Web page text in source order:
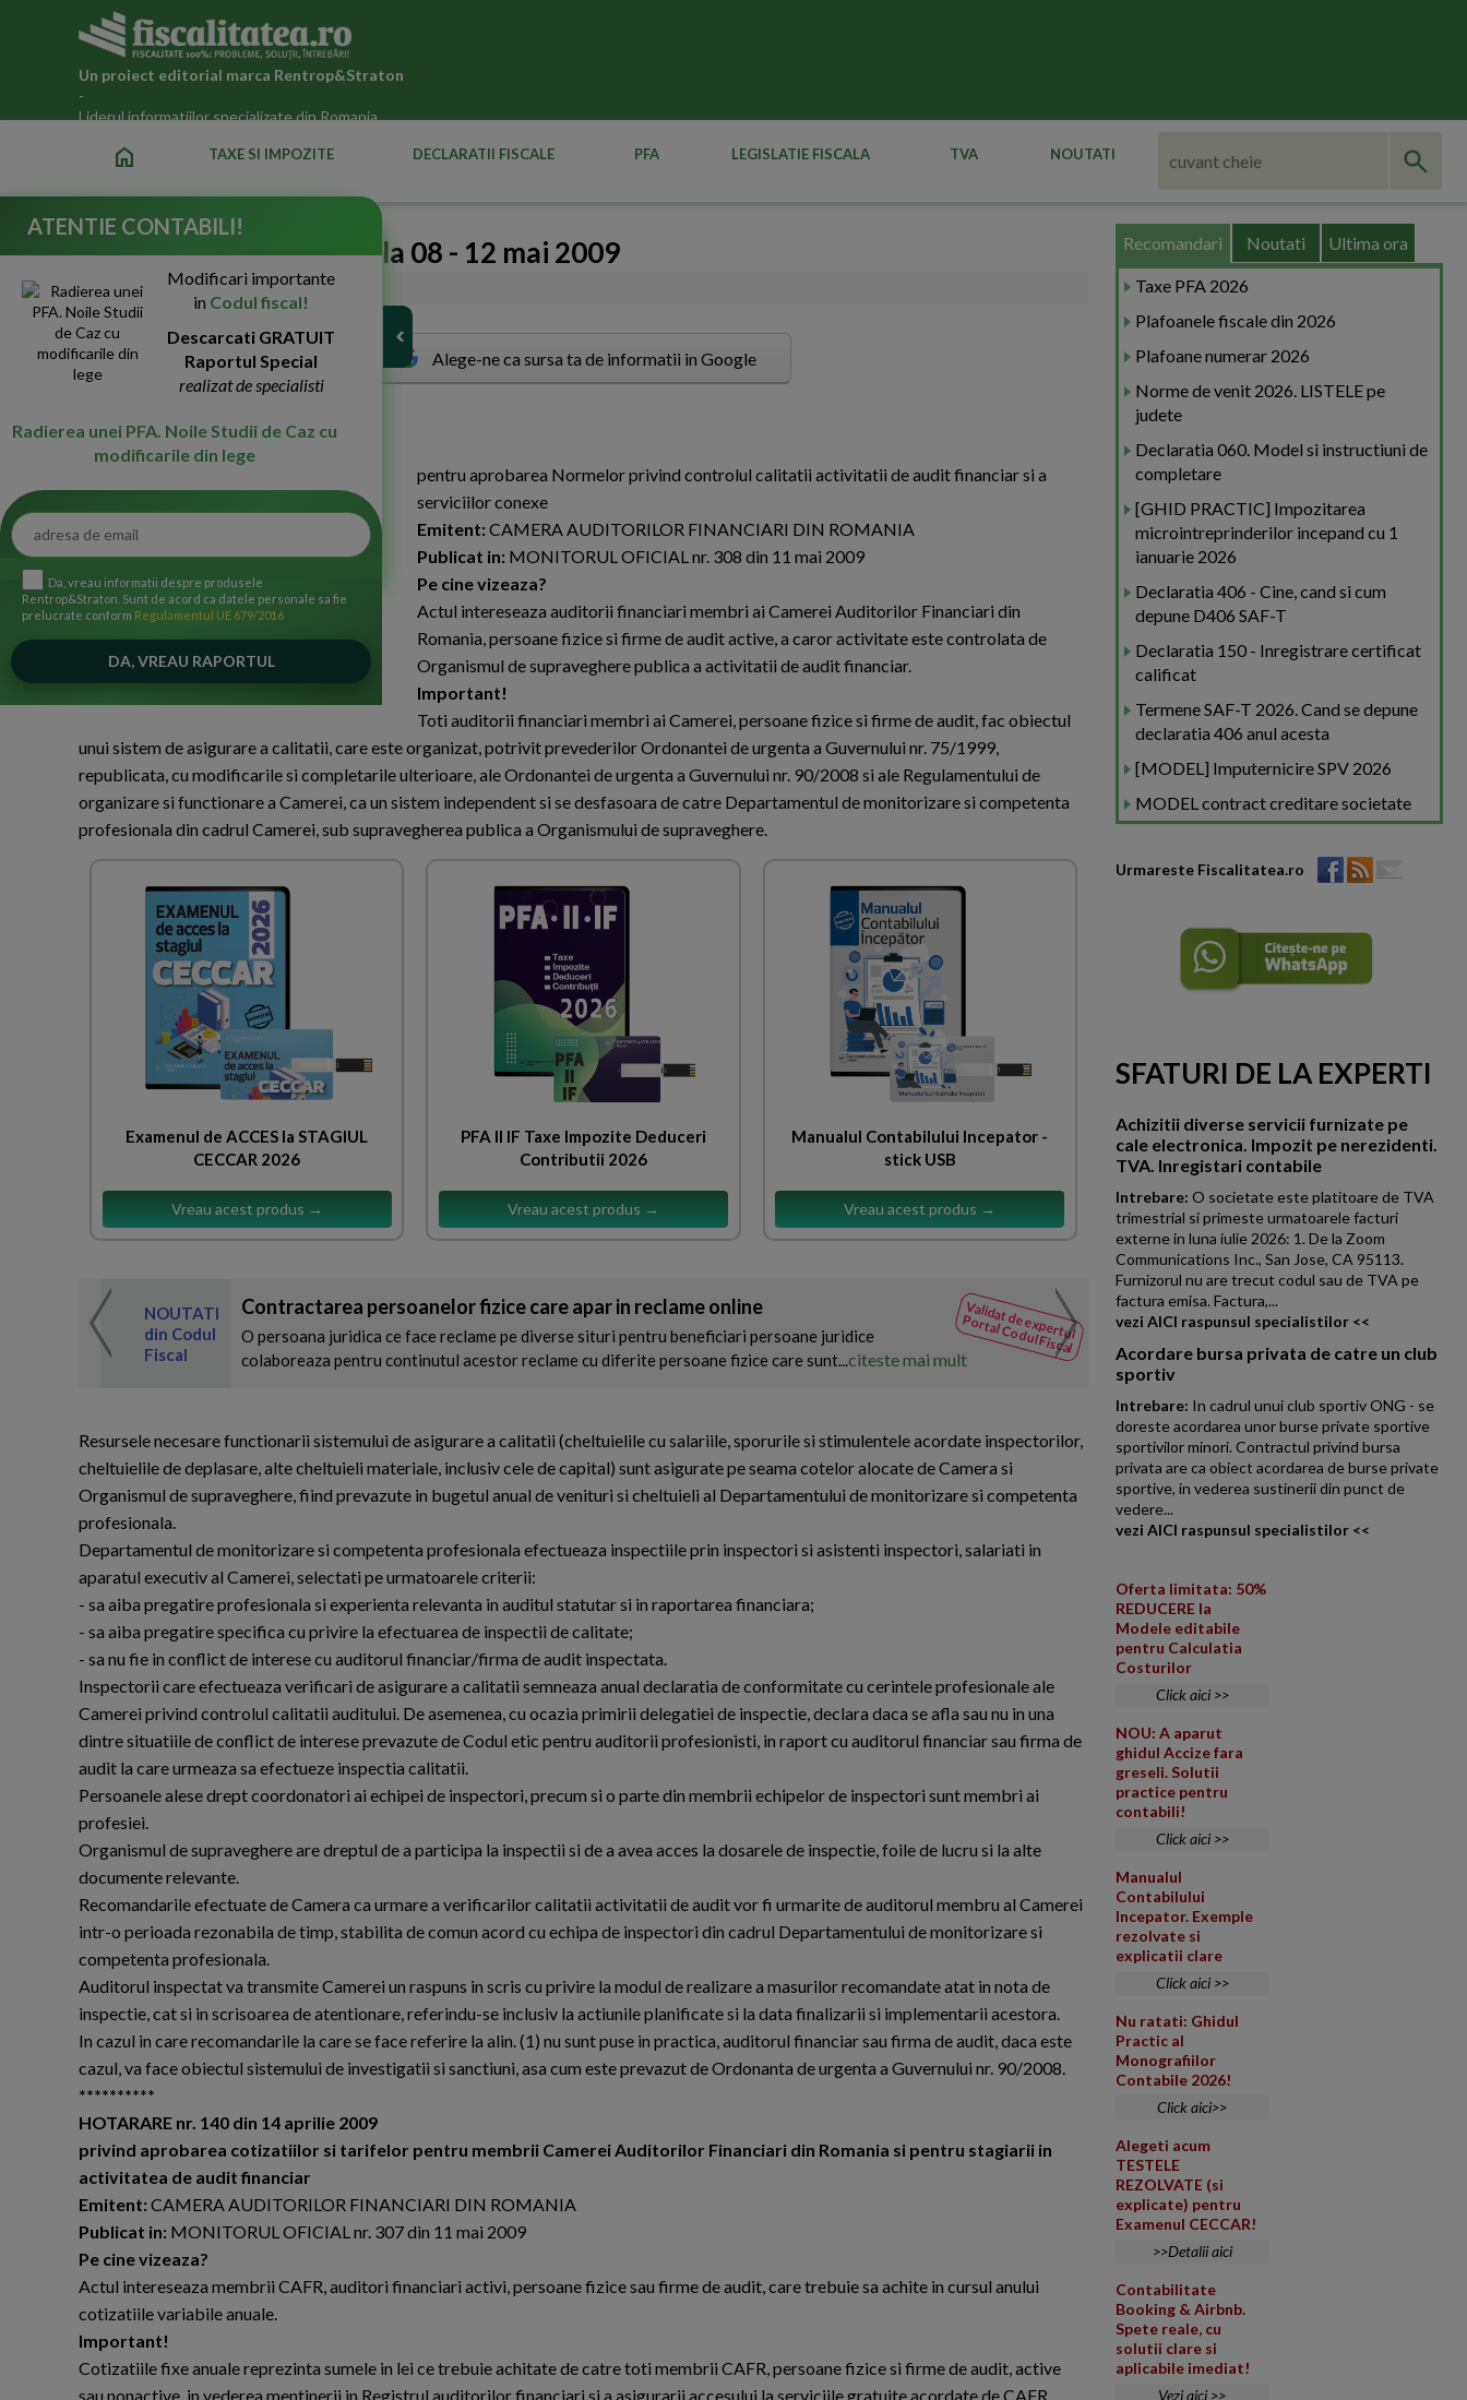
Un proiect editorial marca Rentrop&Straton
-
Liderul informatiilor specializate din Romania
home TAXE SI IMPOZITE DECLARATII FISCALE PFA LEGISLATIE FISCALA TVA NOUTATI
Noutati Legislatie Fiscala 08 - 12 mai 2009
20-Mai-2009 5910
Alege-ne ca sursa ta de informatii in Google
pentru aprobarea Normelor privind controlul calitatii activitatii de audit financiar si a
serviciilor conexe
Emitent:CAMERA AUDITORILOR FINANCIARI DIN ROMANIA
Publicat in: MONITORUL OFICIAL nr. 308 din 11 mai 2009
Pe cine vizeaza?
Actul intereseaza auditorii financiari membri ai Camerei Auditorilor Financiari din
Romania, persoane fizice si firme de audit active, a caror activitate este controlata de
Organismul de supraveghere publica a activitatii de audit financiar.
Important!
Toti auditorii financiari membri ai Camerei, persoane fizice si firme de audit, fac obiectul
unui sistem de asigurare a calitatii, care este organizat, potrivit prevederilor Ordonantei de urgenta a Guvernului nr. 75/1999,
republicata, cu modificarile si completarile ulterioare, ale Ordonantei de urgenta a Guvernului nr. 90/2008 si ale Regulamentului de
organizare si functionare a Camerei, ca un sistem independent si se desfasoara de catre Departamentul de monitorizare si competenta
profesionala din cadrul Camerei, sub supravegherea publica a Organismului de supraveghere.
Examenul de ACCES la STAGIUL
CECCAR 2026
Vreau acest produs →
PFA II IF Taxe Impozite Deduceri
Contributii 2026
Vreau acest produs →
Manualul Contabilului Incepator -
stick USB
Vreau acest produs →
NOUTATI
din Codul
Fiscal
Validat de expertul
Portal Codul Fiscal
Contractarea persoanelor fizice care apar in reclame online
O persoana juridica ce face reclame pe diverse situri pentru beneficiari persoane juridice
colaboreaza pentru continutul acestor reclame cu diferite persoane fizice care sunt...citeste mai mult
NOUTATI
din Codul
Fiscal
Conditii sponsorizare
Ce conditii trebuie
profit, catre ''Directia
Resursele necesare functionarii sistemului de asigurare a calitatii (cheltuielile cu salariile, sporurile si stimulentele acordate inspectorilor,
cheltuielile de deplasare, alte cheltuieli materiale, inclusiv cele de capital) sunt asigurate pe seama cotelor alocate de Camera si
Organismul de supraveghere, fiind prevazute in bugetul anual de venituri si cheltuieli al Departamentului de monitorizare si competenta
profesionala.
Departamentul de monitorizare si competenta profesionala efectueaza inspectiile prin inspectori si asistenti inspectori, salariati in
aparatul executiv al Camerei, selectati pe urmatoarele criterii:
- sa aiba pregatire profesionala si experienta relevanta in auditul statutar si in raportarea financiara;
- sa aiba pregatire specifica cu privire la efectuarea de inspectii de calitate;
- sa nu fie in conflict de interese cu auditorul financiar/firma de audit inspectata.
Inspectorii care efectueaza verificari de asigurare a calitatii semneaza anual declaratia de conformitate cu cerintele profesionale ale
Camerei privind controlul calitatii auditului. De asemenea, cu ocazia primirii delegatiei de inspectie, declara daca se afla sau nu in una
dintre situatiile de conflict de interese prevazute de Codul etic pentru auditorii profesionisti, in raport cu auditorul financiar sau firma de
audit la care urmeaza sa efectueze inspectia calitatii.
Persoanele alese drept coordonatori ai echipei de inspectori, precum si o parte din membrii echipelor de inspectori sunt membri ai
profesiei.
Organismul de supraveghere are dreptul de a participa la inspectii si de a avea acces la dosarele de inspectie, foile de lucru si la alte
documente relevante.
Recomandarile efectuate de Camera ca urmare a verificarilor calitatii activitatii de audit vor fi urmarite de auditorul membru al Camerei
intr-o perioada rezonabila de timp, stabilita de comun acord cu echipa de inspectori din cadrul Departamentului de monitorizare si
competenta profesionala.
Auditorul inspectat va transmite Camerei un raspuns in scris cu privire la modul de realizare a masurilor recomandate atat in nota de
inspectie, cat si in scrisoarea de atentionare, referindu-se inclusiv la actiunile planificate si la data finalizarii si implementarii acestora.
In cazul in care recomandarile la care se face referire la alin. (1) nu sunt puse in practica, auditorul financiar sau firma de audit, daca este
cazul, va face obiectul sistemului de investigatii si sanctiuni, asa cum este prevazut de Ordonanta de urgenta a Guvernului nr. 90/2008.
**********
HOTARARE nr. 140 din 14 aprilie 2009
privind aprobarea cotizatiilor si tarifelor pentru membrii Camerei Auditorilor Financiari din Romania si pentru stagiarii in
activitatea de audit financiar
Emitent:CAMERA AUDITORILOR FINANCIARI DIN ROMANIA
Publicat in: MONITORUL OFICIAL nr. 307 din 11 mai 2009
Pe cine vizeaza?
Actul intereseaza membrii CAFR, auditori financiari activi, persoane fizice sau firme de audit, care trebuie sa achite in cursul anului
cotizatiile variabile anuale.
Important!
Cotizatiile fixe anuale reprezinta sumele in lei ce trebuie achitate de catre toti membrii CAFR, persoane fizice si firme de audit, active
sau nonactive, in vederea mentinerii in Registrul auditorilor financiari si a asigurarii accesului la serviciile gratuite acordate de CAFR
Recomandari Noutati Ultima ora
Taxe PFA 2026
Plafoanele fiscale din 2026
Plafoane numerar 2026
Norme de venit 2026. LISTELE pe
judete
Declaratia 060. Model si instructiuni de
completare
[GHID PRACTIC] Impozitarea
microintreprinderilor incepand cu 1
ianuarie 2026
Declaratia 406 - Cine, cand si cum
depune D406 SAF-T
Declaratia 150 - Inregistrare certificat
calificat
Termene SAF-T 2026. Cand se depune
declaratia 406 anul acesta
[MODEL] Imputernicire SPV 2026
MODEL contract creditare societate
Urmareste Fiscalitatea.ro
SFATURI DE LA EXPERTI
Achizitii diverse servicii furnizate pe
cale electronica. Impozit pe nerezidenti.
TVA. Inregistari contabile
Intrebare: O societate este platitoare de TVA
trimestrial si primeste urmatoarele facturi
externe in luna iulie 2026: 1. De la Zoom
Communications Inc., San Jose, CA 95113.
Furnizorul nu are trecut codul sau de TVA pe
factura emisa. Factura,...
vezi AICI raspunsul specialistilor <<
Acordare bursa privata de catre un club
sportiv
Intrebare: In cadrul unui club sportiv ONG - se
doreste acordarea unor burse private sportive
sportivilor minori. Contractul privind bursa
privata are ca obiect acordarea de burse private
sportive, in vederea sustinerii din punct de
vedere...
vezi AICI raspunsul specialistilor <<
Oferta limitata: 50%
REDUCERE la
Modele editabile
pentru Calculatia
Costurilor
Click aici >>
NOU: A aparut
ghidul Accize fara
greseli. Solutii
practice pentru
contabili!
Click aici >>
Manualul
Contabilului
Incepator. Exemple
rezolvate si
explicatii clare
Click aici >>
Nu ratati: Ghidul
Practic al
Monografiilor
Contabile 2026!
Click aici>>
Alegeti acum
TESTELE
REZOLVATE (si
explicate) pentru
Examenul CECCAR!
>>Detalii aici
Contabilitate
Booking & Airbnb.
Spete reale, cu
solutii clare si
aplicabile imediat!
Vezi aici >>
ATENTIE CONTABILI!
Modificari importante
in Codul fiscal!
Descarcati GRATUIT
Raportul Special
realizat de specialisti
Radierea unei PFA. Noile Studii de Caz cu
modificarile din lege
Da, vreau informatii despre produsele
Rentrop&Straton. Sunt de acord ca datele personale sa fie
prelucrate conform Regulamentul UE 679/2016